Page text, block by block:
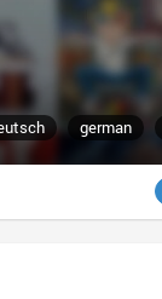
german